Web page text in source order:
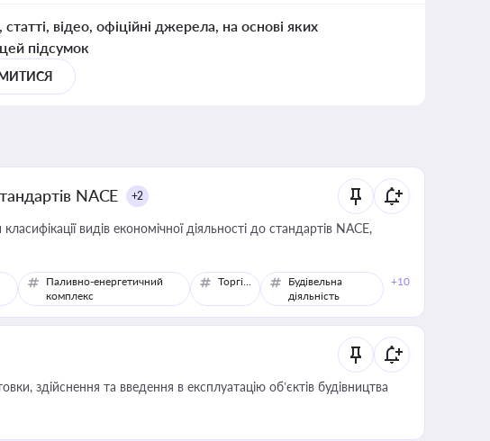
відео, офіційні джерела, на основі яких
підсумок
NACE +2
видів економічної діяльності до стандартів NACE,
Паливно-енергетичний
комплекс
Торгівля
Будівельна
діяльність
+10
здійснення та введення в експлуатацію об’єктів будівництва